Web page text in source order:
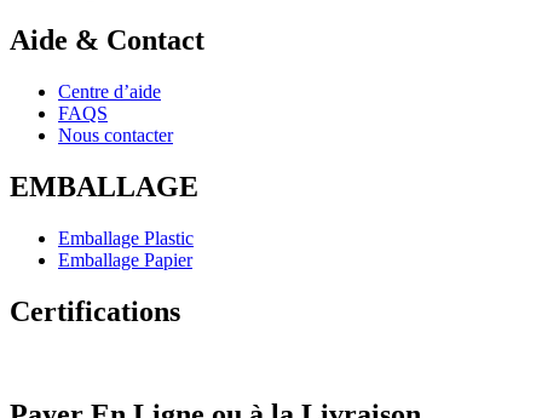
Aide & Contact
Centre d’aide
FAQS
Nous contacter
EMBALLAGE
Emballage Plastic
Emballage Papier
Certifications